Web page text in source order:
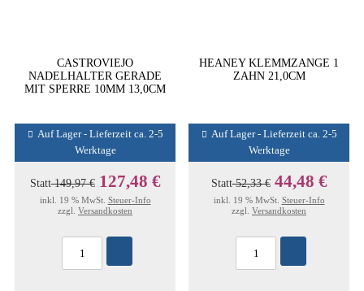
CASTROVIEJO
NADELHALTER GERADE
MIT SPERRE 10MM 13,0CM
Auf Lager - Lieferzeit ca. 2-5
Werktage
Statt149,97 € 127,48 €
inkl. 19 % MwSt. Steuer-Info
zzgl. Versandkosten
HEANEY KLEMMZANGE 1
ZAHN 21,0CM
Auf Lager - Lieferzeit ca. 2-5
Werktage
Statt52,33 € 44,48 €
inkl. 19 % MwSt. Steuer-Info
zzgl. Versandkosten